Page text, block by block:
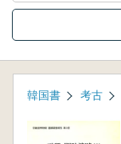
韓国書 考古